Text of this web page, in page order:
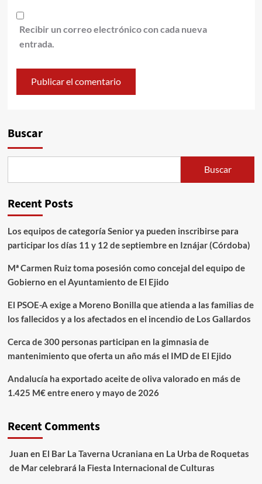
Recibir un correo electrónico con cada nueva
entrada.
Buscar
Buscar
Recent Posts
Los equipos de categoría Senior ya pueden inscribirse para
participar los días 11 y 12 de septiembre en Iznájar (Córdoba)
Mª Carmen Ruiz toma posesión como concejal del equipo de
Gobierno en el Ayuntamiento de El Ejido
El PSOE-A exige a Moreno Bonilla que atienda a las familias de
los fallecidos y a los afectados en el incendio de Los Gallardos
Cerca de 300 personas participan en la gimnasia de
mantenimiento que oferta un año más el IMD de El Ejido
Andalucía ha exportado aceite de oliva valorado en más de
1.425 M€ entre enero y mayo de 2026
Recent Comments
Juan en El Bar La Taverna Ucraniana en La Urba de Roquetas
de Mar celebrará la Fiesta Internacional de Culturas